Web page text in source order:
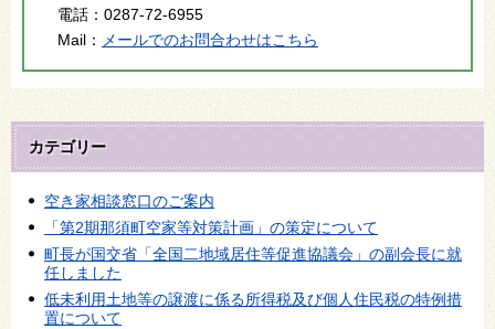
電話： 0287-72-6955
Mail： メールでのお問合わせはこちら
カテゴリー
空き家相談窓口のご案内
「第2期那須町空家等対策計画」の策定について
町長が国交省「全国二地域居住等促進協議会」の副会長に就
任しました
低未利用土地等の譲渡に係る所得税及び個人住民税の特例措
置について